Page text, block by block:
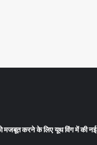
मजबूत करने के लिए यूथ विंग में की नई